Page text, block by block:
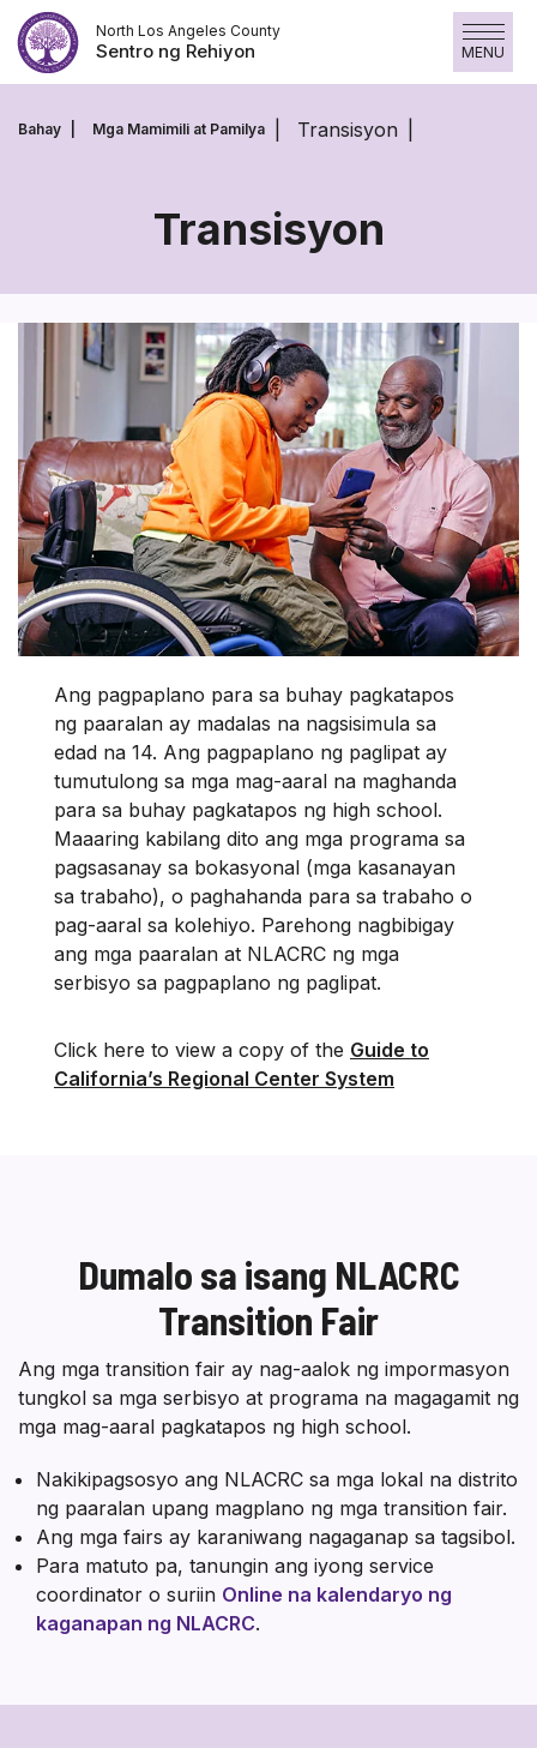
Skip
to
content
North Los Angeles County
Sentro ng Rehiyon MENU
Bahay Mga Mamimili at Pamilya Transisyon
Transisyon
Transisyon
Ang pagpaplano para sa buhay pagkatapos
ng paaralan ay madalas na nagsisimula sa
edad na 14. Ang pagpaplano ng paglipat ay
tumutulong sa mga mag-aaral na maghanda
para sa buhay pagkatapos ng high school.
Maaaring kabilang dito ang mga programa sa
pagsasanay sa bokasyonal (mga kasanayan
sa trabaho), o paghahanda para sa trabaho o
pag-aaral sa kolehiyo. Parehong nagbibigay
ang mga paaralan at NLACRC ng mga
serbisyo sa pagpaplano ng paglipat.
Click here to view a copy of the Guide to
California’s Regional Center System
Dumalo sa isang NLACRC
Transition Fair
Ang mga transition fair ay nag-aalok ng impormasyon
tungkol sa mga serbisyo at programa na magagamit ng
mga mag-aaral pagkatapos ng high school.
Nakikipagsosyo ang NLACRC sa mga lokal na distrito
ng paaralan upang magplano ng mga transition fair.
Ang mga fairs ay karaniwang nagaganap sa tagsibol.
Para matuto pa, tanungin ang iyong service
coordinator o suriin Online na kalendaryo ng
kaganapan ng NLACRC.